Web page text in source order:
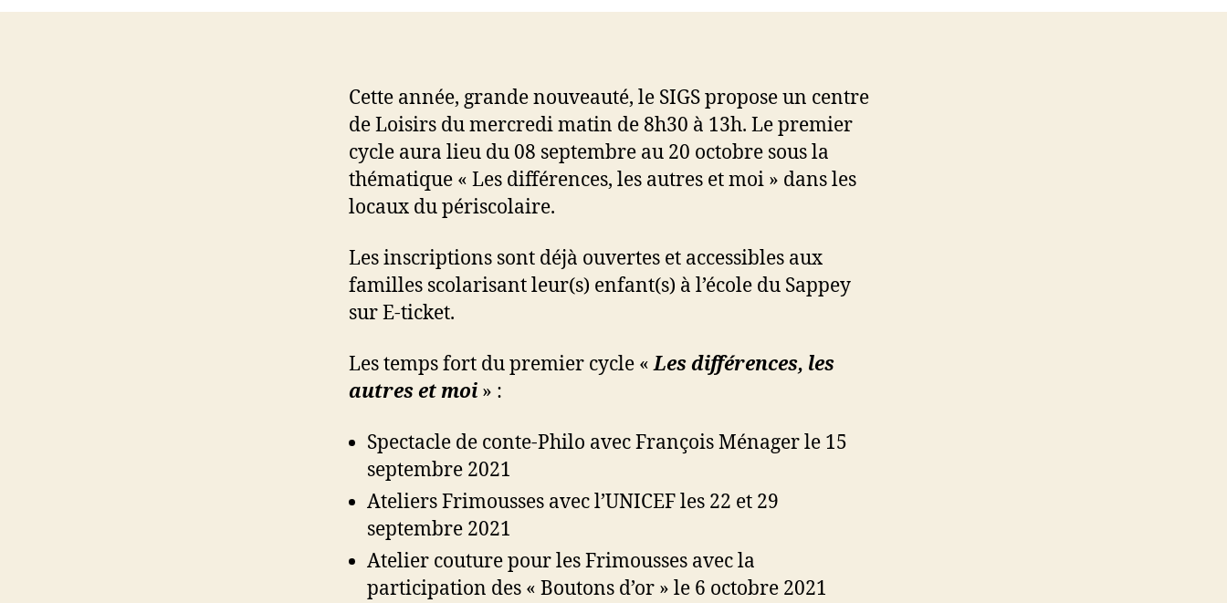
Cette année, grande nouveauté, le SIGS propose un centre
de Loisirs du mercredi matin de 8h30 à 13h. Le premier
cycle aura lieu du 08 septembre au 20 octobre sous la
thématique « Les différences, les autres et moi » dans les
locaux du périscolaire.
Les inscriptions sont déjà ouvertes et accessibles aux
familles scolarisant leur(s) enfant(s) à l’école du Sappey
sur E-ticket.
Les temps fort du premier cycle «Les différences, les
autres et moi » :
Spectacle de conte-Philo avec François Ménager le 15
septembre 2021
Ateliers Frimousses avec l’UNICEF les 22 et 29
septembre 2021
Atelier couture pour les Frimousses avec la
participation des « Boutons d’or » le 6 octobre 2021